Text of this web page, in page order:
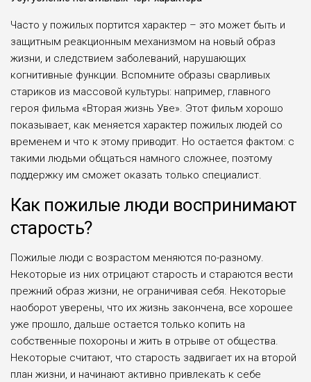
Часто у пожилых портится характер – это может быть и
защитным реакционным механизмом на новый образ
жизни, и следствием заболеваний, нарушающих
когнитивные функции. Вспомните образы сварливых
стариков из массовой культуры: например, главного
героя фильма «Вторая жизнь Уве». Этот фильм хорошо
показывает, как меняется характер пожилых людей со
временем и что к этому приводит. Но остается фактом: с
такими людьми общаться намного сложнее, поэтому
поддержку им сможет оказать только специалист.
Как пожилые люди воспринимают
старость?
Пожилые люди с возрастом меняются по-разному.
Некоторые из них отрицают старость и стараются вести
прежний образ жизни, не ограничивая себя. Некоторые
наоборот уверены, что их жизнь закончена, все хорошее
уже прошло, дальше остается только копить на
собственные похороны и жить в отрыве от общества.
Некоторые считают, что старость задвигает их на второй
план жизни, и начинают активно привлекать к себе